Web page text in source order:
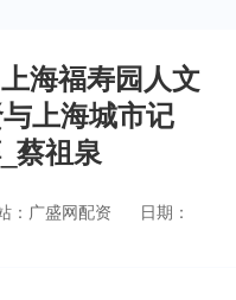
海福寿园人文
上海城市记
蔡祖泉
：广盛网配资
日期：